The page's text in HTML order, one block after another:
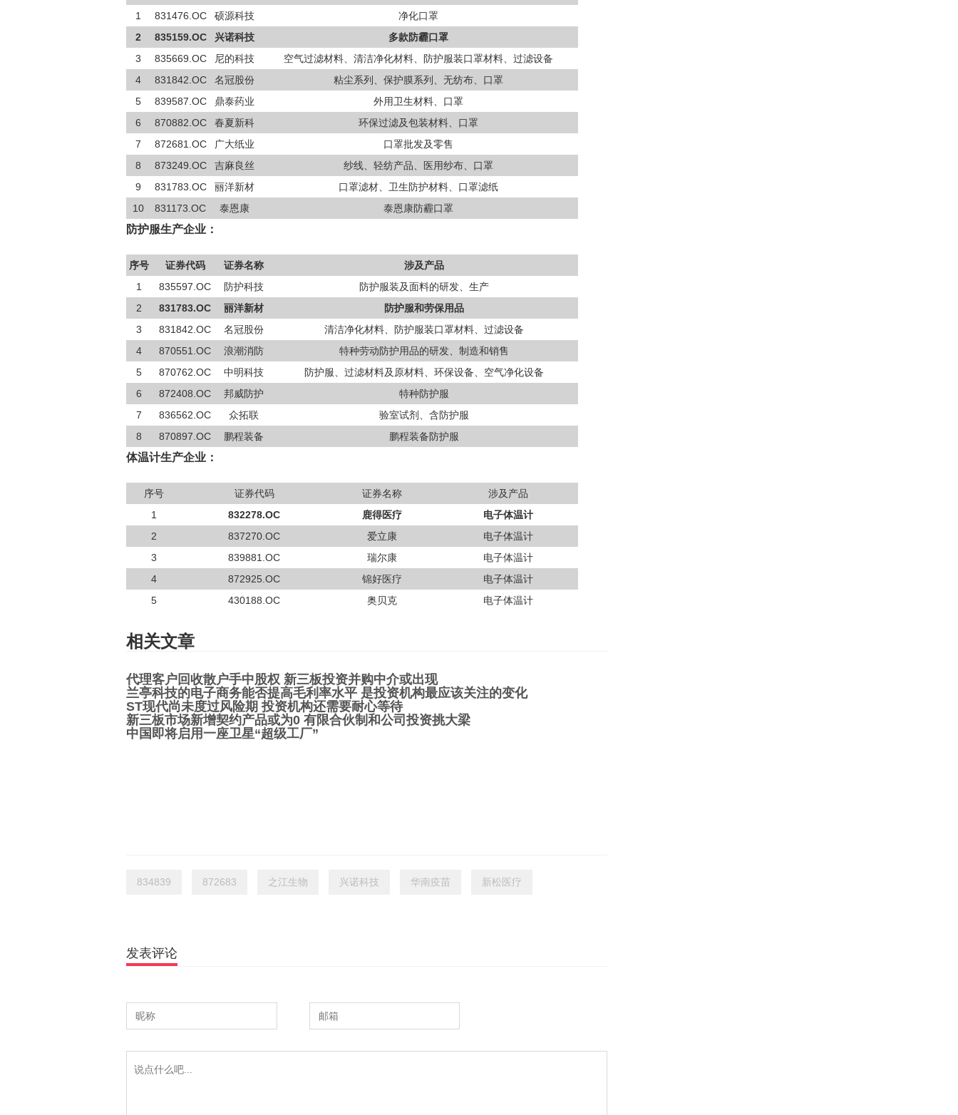
1
831476.OC 硕源科技
净化口罩
2
835159.OC 兴诺科技
多款防霾口罩
3
835669.OC 尼的科技
空气过滤材料、清洁净化材料、防护服装口罩材料、过滤设备
4
831842.OC 名冠股份
粘尘系列、保护膜系列、无纺布、口罩
5
839587.OC 鼎泰药业
外用卫生材料、口罩
6
870882.OC 春夏新科
环保过滤及包装材料、口罩
7
872681.OC 广大纸业
口罩批发及零售
8
873249.OC 吉麻良丝
纱线、轻纺产品、医用纱布、口罩
9
831783.OC 丽洋新材
口罩滤材、卫生防护材料、口罩滤纸
10
831173.OC 泰恩康 泰恩康防霾口罩
防护服生产企业：
序号 证券代码 证券名称
涉及产品
1
835597.OC 防护科技
防护服装及面料的研发、生产
2
831783.OC 丽洋新材
防护服和劳保用品
3
831842.OC 名冠股份
清洁净化材料、防护服装口罩材料、过滤设备
4
870551.OC 浪潮消防
特种劳动防护用品的研发、制造和销售
5
870762.OC 中明科技
防护服、过滤材料及原材料、环保设备、空气净化设备
6
872408.OC 邦威防护
特种防护服
7
836562.OC 众拓联
验室试剂、含防护服
8
870897.OC 鹏程装备 鹏程装备防护服
体温计生产企业：
序号 证券代码 证券名称
涉及产品
1
832278.OC 鹿得医疗
电子体温计
2
837270.OC 爱立康
电子体温计
3
839881.OC 瑞尔康
电子体温计
4
872925.OC 锦好医疗
电子体温计
5
430188.OC 奥贝克 电子体温计
相关文章
代理客户回收散户手中股权 新三板投资并购中介或出现
兰亭科技的电子商务能否提高毛利率水平 是投资机构最应该关注的变化
ST现代尚未度过风险期 投资机构还需要耐心等待
新三板市场新增契约产品或为0 有限合伙制和公司投资挑大梁
中国即将启用一座卫星“超级工厂”
834839 872683 之江生物 兴诺科技 华南疫苗 新松医疗
发表评论